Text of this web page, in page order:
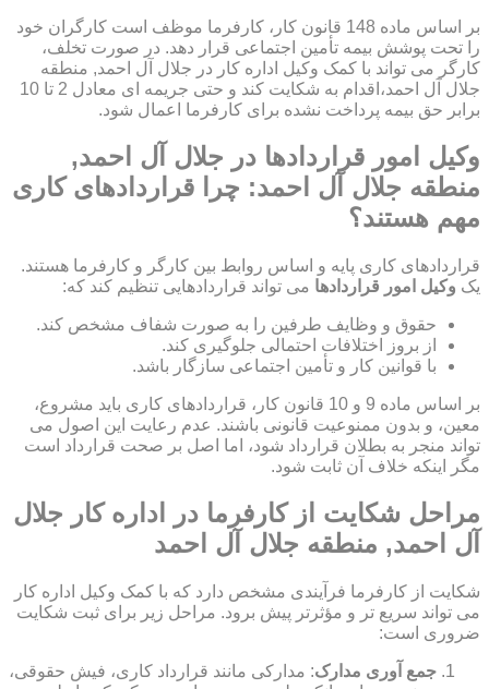
بر اساس ماده 148 قانون کار، کارفرما موظف است کارگران خود
را تحت پوشش بیمه تأمین اجتماعی قرار دهد. در صورت تخلف،
کارگر می تواند با کمک وکیل اداره کار در جلال آل احمد, منطقه
جلال آل احمد،اقدام به شکایت کند و حتی جریمه ای معادل 2 تا 10
برابر حق بیمه پرداخت نشده برای کارفرما اعمال شود.
وکیل امور قراردادها در جلال آل احمد,
منطقه جلال آل احمد: چرا قراردادهای کاری
مهم هستند؟
قراردادهای کاری پایه و اساس روابط بین کارگر و کارفرما هستند.
یک وکیل امور قراردادها می تواند قراردادهایی تنظیم کند که:
حقوق و وظایف طرفین را به صورت شفاف مشخص کند.
از بروز اختلافات احتمالی جلوگیری کند.
با قوانین کار و تأمین اجتماعی سازگار باشد.
بر اساس ماده 9 و 10 قانون کار، قراردادهای کاری باید مشروع،
معین، و بدون ممنوعیت قانونی باشند. عدم رعایت این اصول می
تواند منجر به بطلان قرارداد شود، اما اصل بر صحت قرارداد است
مگر اینکه خلاف آن ثابت شود.
مراحل شکایت از کارفرما در اداره کار جلال
آل احمد, منطقه جلال آل احمد
شکایت از کارفرما فرآیندی مشخص دارد که با کمک وکیل اداره کار
می تواند سریع تر و مؤثرتر پیش برود. مراحل زیر برای ثبت شکایت
ضروری است:
جمع آوری مدارک: مدارکی مانند قرارداد کاری، فیش حقوقی،